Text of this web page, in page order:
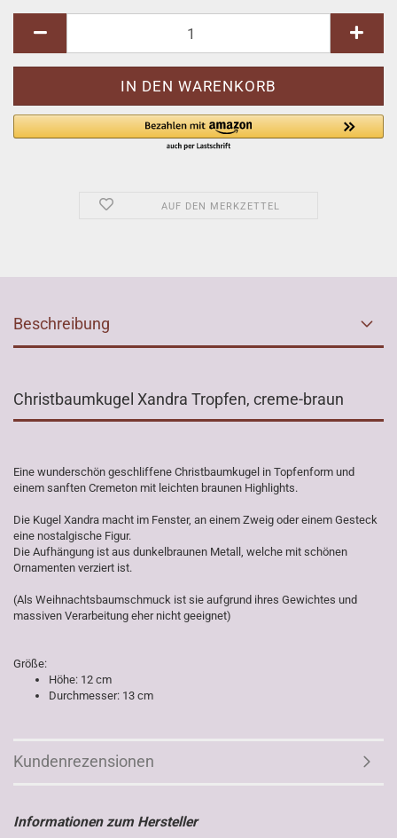
AUF DEN MERKZETTEL
Beschreibung
Christbaumkugel Xandra Tropfen, creme-braun
Eine wunderschön geschliffene Christbaumkugel in Topfenform und
einem sanften Cremeton mit leichten braunen Highlights.
Die Kugel Xandra macht im Fenster, an einem Zweig oder einem Gesteck
eine nostalgische Figur.
Die Aufhängung ist aus dunkelbraunen Metall, welche mit schönen
Ornamenten verziert ist.
(Als Weihnachtsbaumschmuck ist sie aufgrund ihres Gewichtes und
massiven Verarbeitung eher nicht geeignet)
Größe:
Höhe: 12 cm
Durchmesser: 13 cm
Kundenrezensionen